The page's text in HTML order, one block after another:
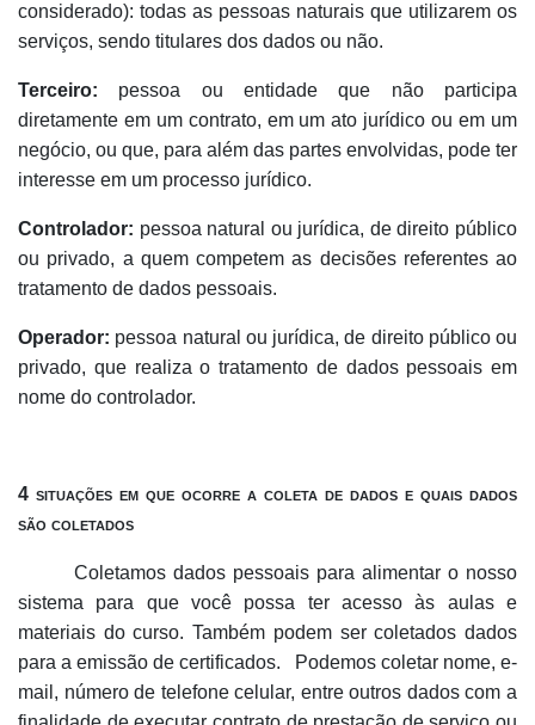
considerado): todas as pessoas naturais que utilizarem os
serviços, sendo titulares dos dados ou não.
Terceiro: pessoa ou entidade que não participa
diretamente em um contrato, em um ato jurídico ou em um
negócio, ou que, para além das partes envolvidas, pode ter
interesse em um processo jurídico.
Controlador: pessoa natural ou jurídica, de direito público
ou privado, a quem competem as decisões referentes ao
tratamento de dados pessoais.
Operador: pessoa natural ou jurídica, de direito público ou
privado, que realiza o tratamento de dados pessoais em
nome do controlador.
4 situações em que ocorre a coleta de dados e quais dados
são coletados
Coletamos dados pessoais para alimentar o nosso
sistema para que você possa ter acesso às aulas e
materiais do curso. Também podem ser coletados dados
para a emissão de certificados.
Podemos coletar nome, e-
mail, número de telefone celular, entre outros dados com a